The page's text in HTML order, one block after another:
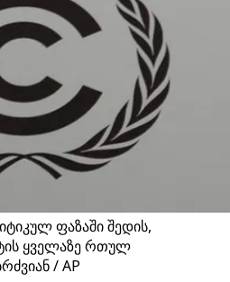
ფაზაში შედის,
ყველაზე რთულ
/ AP